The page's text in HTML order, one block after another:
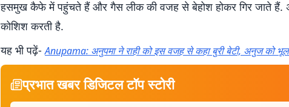
हसमुख कैफे में पहुंचते हैं और गैस लीक की वजह से बेहोश होकर गिर जाते हैं.
कोशिश करती है.
यह भी पढ़ें-Anupama: अनुपमा ने राही को इस वजह से कहा बुरी बेटी, अनुज को
प्रभात खबर डिजिटल टॉप स्टोरी